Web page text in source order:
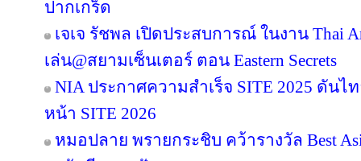
ปากเกร็ด
เจเจ รัชพล เปิดประสบการณ์ ในงาน Thai
เล่น@สยามเซ็นเตอร์ ตอน Eastern Secrets
NIA ประกาศความสำเร็จ SITE 2025 ดัน
หน้า SITE 2026
หมอปลาย พรายกระชิบ คว้ารางวัล Best